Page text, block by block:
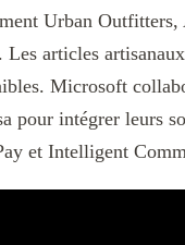
Urban
articles
Microsoft
pour intégrer leurs
et Intelligent